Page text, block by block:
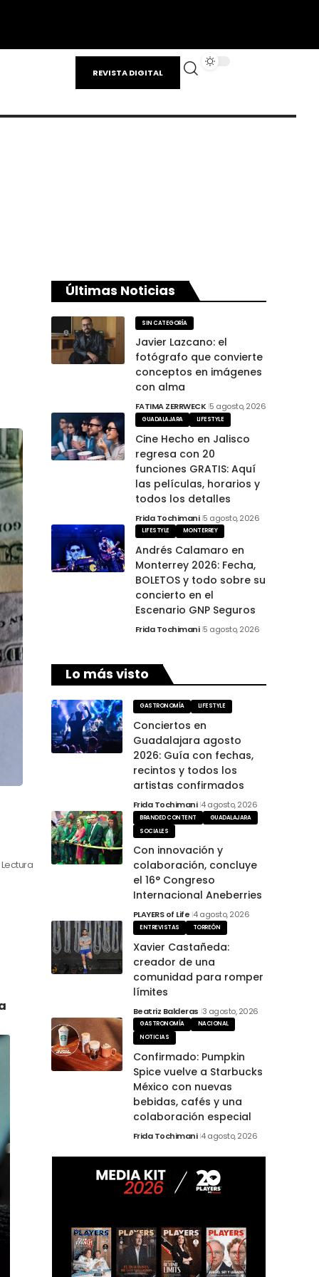
REVISTA DIGITAL
Lectura
Últimas Noticias
SIN CATEGORÍA
Javier Lazcano: el
fotógrafo que convierte
conceptos en imágenes
con alma
FATIMA ZERRWECK 5 agosto, 2026
GUADALAJARA LIFESTYLE
Cine Hecho en Jalisco
regresa con 20
funciones GRATIS: Aquí
las películas, horarios y
todos los detalles
Frida Tochimani 5 agosto, 2026
LIFESTYLE MONTERREY
Andrés Calamaro en
Monterrey 2026: Fecha,
BOLETOS y todo sobre su
concierto en el
Escenario GNP Seguros
Frida Tochimani 5 agosto, 2026
Lo más visto
GASTRONOMÍA LIFESTYLE
Conciertos en
Guadalajara agosto
2026: Guía con fechas,
recintos y todos los
artistas confirmados
Frida Tochimani 4 agosto, 2026
BRANDED CONTENT
GUADALAJARA
SOCIALES
Con innovación y
colaboración, concluye
el 16° Congreso
Internacional Aneberries
PLAYERS of Life 4 agosto, 2026
ENTREVISTAS TORREÓN
Xavier Castañeda:
creador de una
comunidad para romper
límites
Beatriz Balderas 3 agosto, 2026
GASTRONOMÍA
NACIONAL
NOTICIAS
Confirmado: Pumpkin
Spice vuelve a Starbucks
México con nuevas
bebidas, cafés y una
colaboración especial
Frida Tochimani 4 agosto, 2026